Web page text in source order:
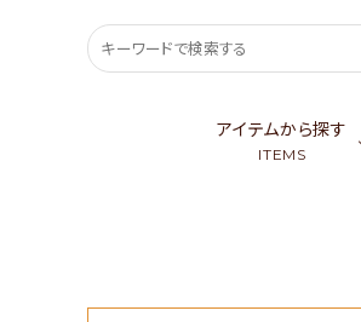
アイテムから探す
ITEMS
ウェア